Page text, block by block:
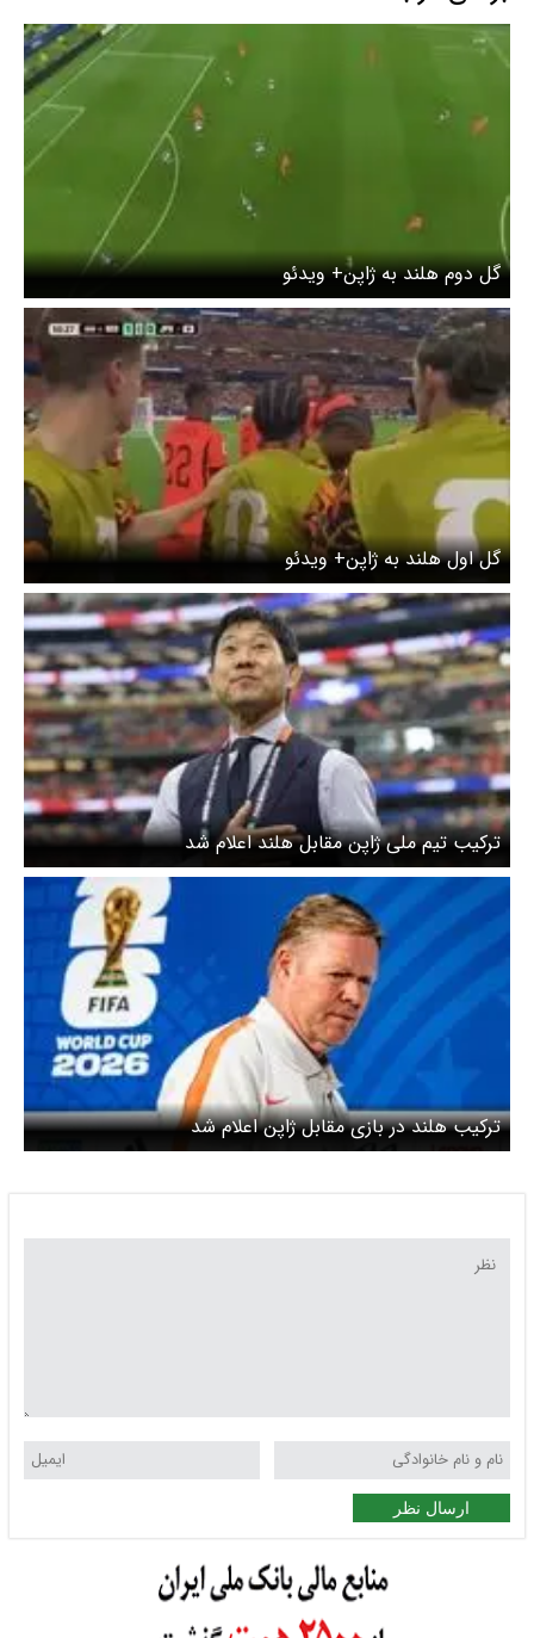
گل دوم هلند به ژاپن+ ویدئو
گل اول هلند به ژاپن+ ویدئو
ترکیب تیم ملی ژاپن مقابل هلند اعلام شد
ترکیب هلند در بازی مقابل ژاپن اعلام شد
ارسال نظر